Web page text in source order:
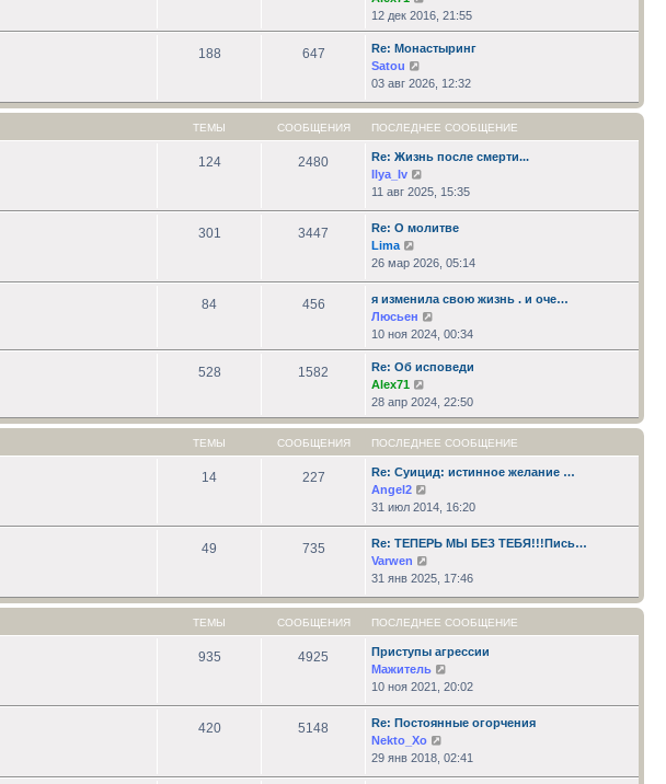
к
последнему
сообщению
12 дек 2016, 21:55
188 647
Re: Монастыринг
Satou
к
последнему
сообщению
03 авг 2026, 12:32
ТЕМЫ СООБЩЕНИЯ ПОСЛЕДНЕЕ СООБЩЕНИЕ
124 2480
Re: Жизнь после смерти...
Ilya_Iv
к
последнему
сообщению
11 авг 2025, 15:35
301 3447
Re: О молитве
Lima
к
последнему
сообщению
26 мар 2026, 05:14
84 456
я изменила свою жизнь . и оче…
Люсьен
к
последнему
сообщению
10 ноя 2024, 00:34
528 1582
Re: Об исповеди
Alex71
к
последнему
28 апр 2024, 22:50
ТЕМЫ СООБЩЕНИЯ ПОСЛЕДНЕЕ СООБЩЕНИЕ
14 227
Re: Суицид: истинное желание …
Angel2
к
последнему
сообщению
31 июл 2014, 16:20
49 735
Re: ТЕПЕРЬ МЫ БЕЗ ТЕБЯ!!!Пись…
Varwen
к
последнему
сообщению
31 янв 2025, 17:46
ТЕМЫ СООБЩЕНИЯ ПОСЛЕДНЕЕ СООБЩЕНИЕ
935 4925
Приступы агрессии
Мажитель
к
последнему
сообщению
10 ноя 2021, 20:02
420 5148
Re: Постоянные огорчения
Nekto_Xo
к
последнему
29 янв 2018, 02:41